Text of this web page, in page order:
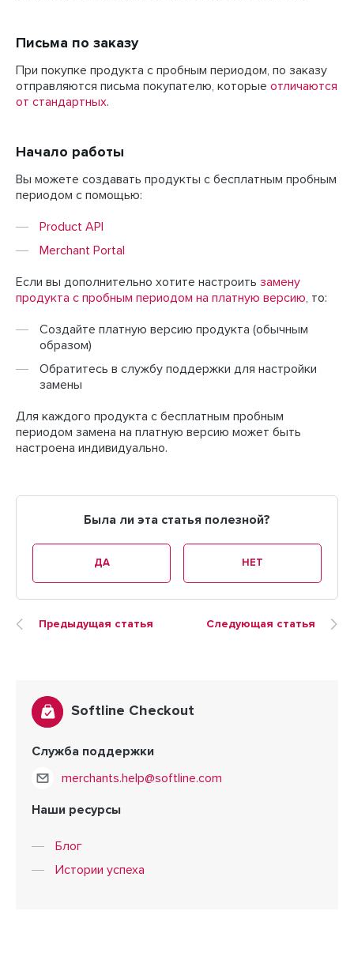
Письма по заказу
При покупке продукта с пробным периодом, по заказу
отправляются письма покупателю, которые отличаются
от стандартных.
Начало работы
Вы можете создавать продукты с бесплатным пробным
периодом с помощью:
Product API
Merchant Portal
Если вы дополнительно хотите настроить замену
продукта с пробным периодом на платную версию , то:
Создайте платную версию продукта (обычным
образом)
Обратитесь в службу поддержки для настройки
замены
Для каждого продукта с бесплатным пробным
периодом замена на платную версию может быть
настроена индивидуально.
Была ли эта статья полезной?
ДА НЕТ
Предыдущая статья Следующая статья
Softline Checkout
Служба поддержки
merchants.help@softline.com
Наши ресурсы
Блог
Истории успеха